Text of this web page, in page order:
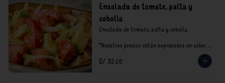
Ensalada de tomate, palta y
cebolla
Ensalada de tomate, palta y cebolla.
*Nuestros precios están expresados en soles e
consumo.
S/ 32.00